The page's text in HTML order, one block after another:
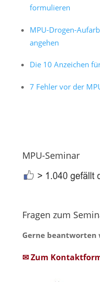
formulieren
MPU-Drogen-
angehen
Die 10 Anzeichen
7 Fehler vor der
MPU-Seminar
Fragen zum
Gerne beantworten
✉ Zum